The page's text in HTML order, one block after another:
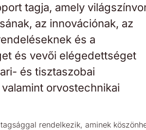
tagja, amely
az innovációnak, az
és a
és vevői elégedettséget
és tisztaszobai
orvostechnikai
rendelkezik, aminek